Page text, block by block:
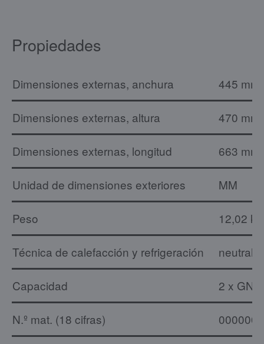
Propiedades
Dimensiones externas, anchura 445 mm
Dimensiones externas, altura 470 mm
Dimensiones externas, longitud 663 mm
Unidad de dimensiones exteriores MM
Peso 12,02 kg
Técnica de calefacción y refrigeración neutral
Capacidad 2 x GN
N.º mat. (18 cifras)